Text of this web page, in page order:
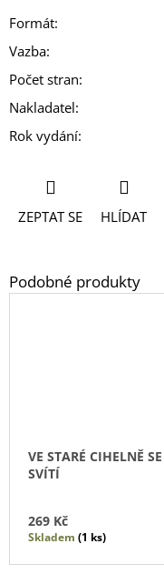
Formát:
Vazba:
Počet stran:
Nakladatel:
Rok vydání:
ZEPTAT SE HLÍDAT
VE STARÉ CIHELNĚ SE
SVÍTÍ
269 Kč
Skladem (1 ks)